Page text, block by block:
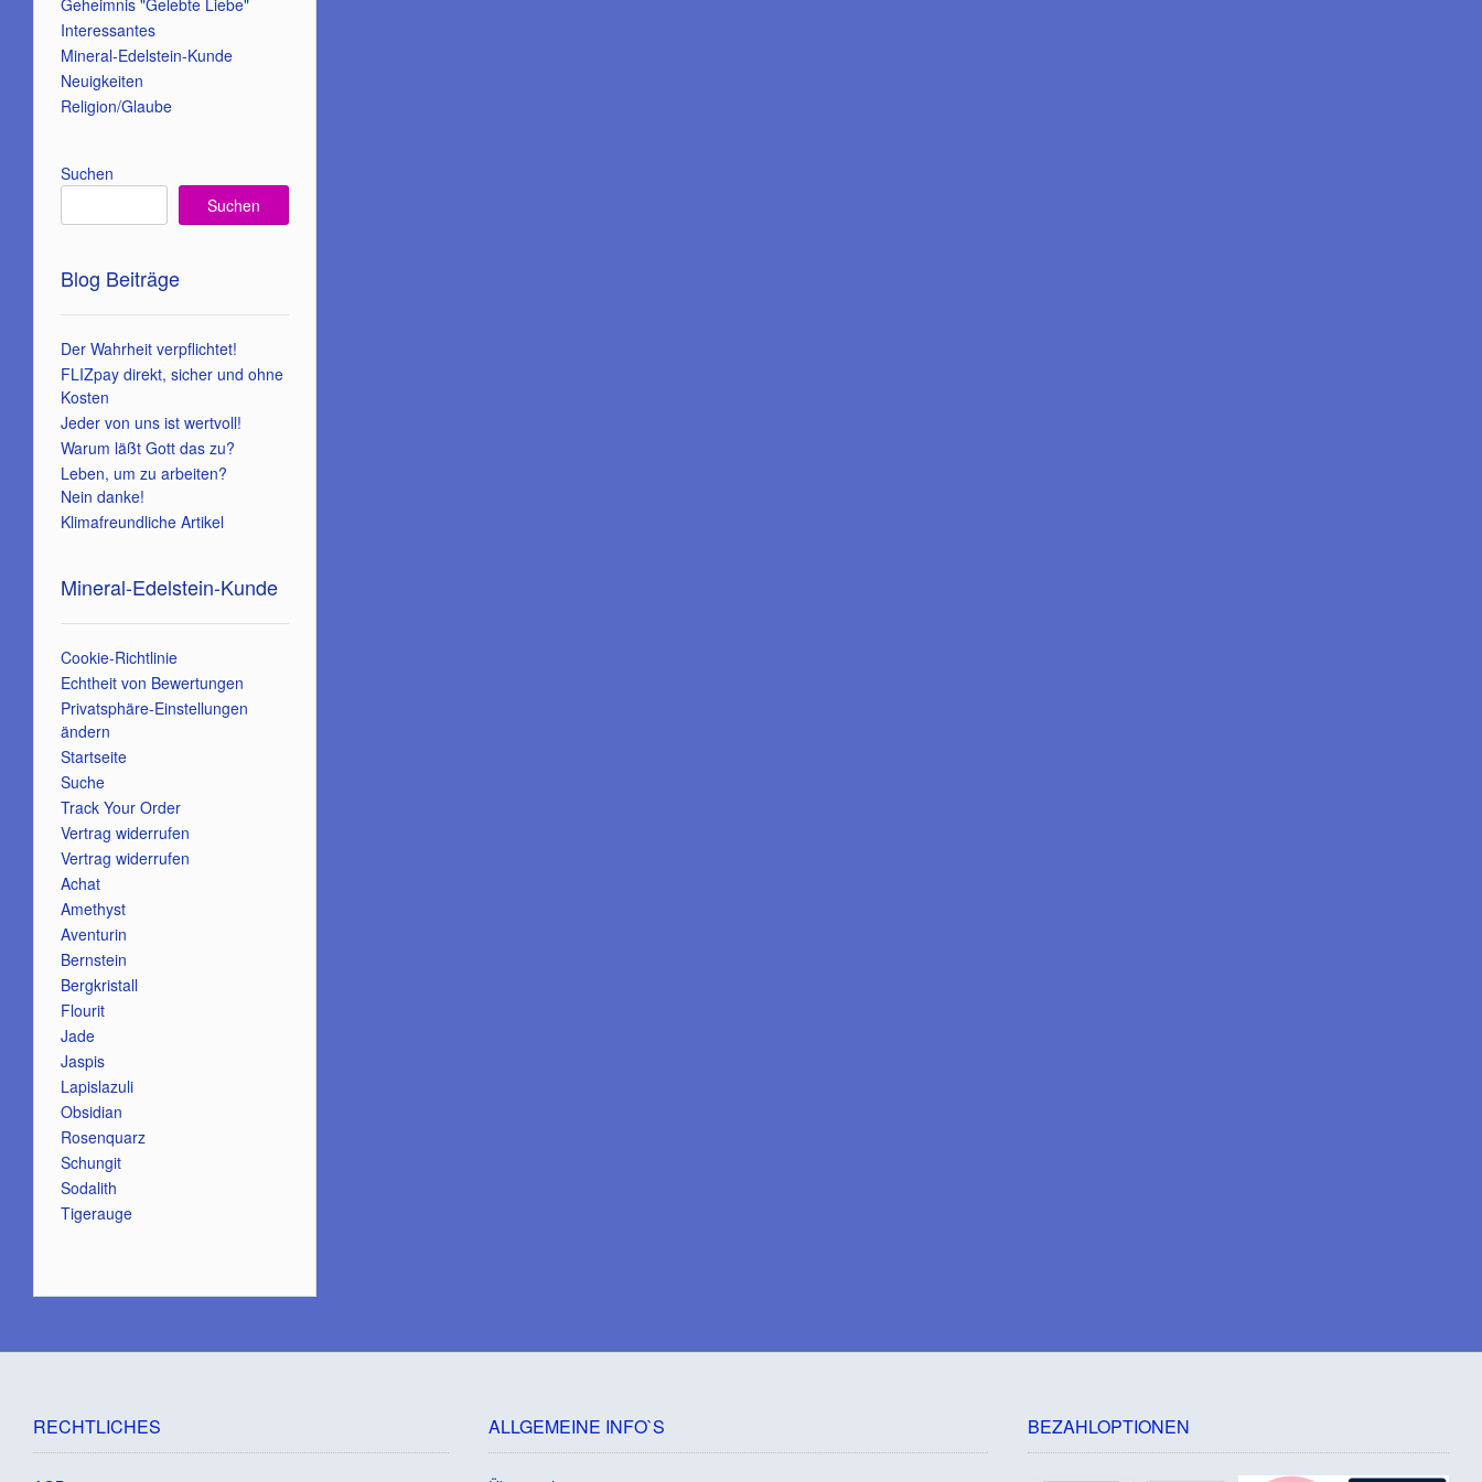
Geheimnis "Gelebte Liebe"
Interessantes
Mineral-Edelstein-Kunde
Neuigkeiten
Religion/Glaube
Suchen
Suchen
Blog Beiträge
Der Wahrheit verpflichtet!
FLIZpay direkt, sicher und ohne
Kosten
Jeder von uns ist wertvoll!
Warum läßt Gott das zu?
Leben, um zu arbeiten?
Nein danke!
Klimafreundliche Artikel
Mineral-Edelstein-Kunde
Cookie-Richtlinie
Echtheit von Bewertungen
Privatsphäre-Einstellungen
ändern
Startseite
Suche
Track Your Order
Vertrag widerrufen
Vertrag widerrufen
Achat
Amethyst
Aventurin
Bernstein
Bergkristall
Flourit
Jade
Jaspis
Lapislazuli
Obsidian
Rosenquarz
Schungit
Sodalith
Tigerauge
RECHTLICHES ALLGEMEINE INFO`S BEZAHLOPTIONEN